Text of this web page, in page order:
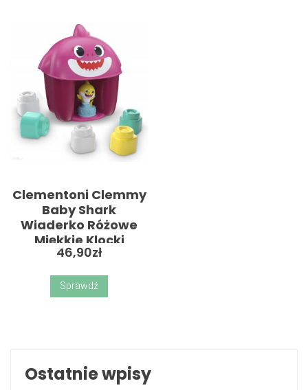
Clementoni Clemmy
Baby Shark
Wiaderko Różowe
Miękkie Klocki
46,90zł
Sprawdź
Ostatnie wpisy